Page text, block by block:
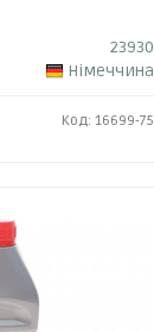
23930
Німеччина
Код: 16699-75